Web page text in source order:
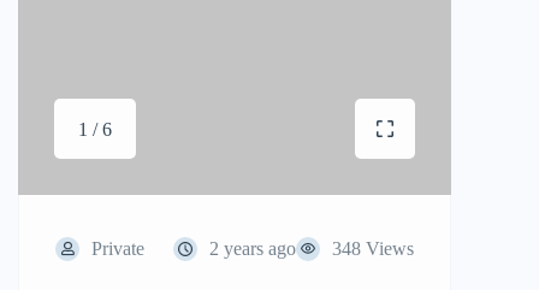
1 / 6
Private 2 years ago 348 Views